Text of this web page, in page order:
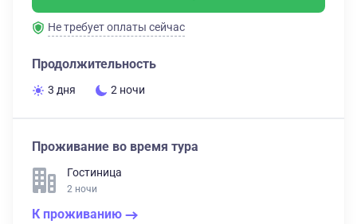
Не требует оплаты сейчас
Продолжительность
3 дня 2 ночи
Проживание во время тура
Гостиница
2 ночи
К проживанию